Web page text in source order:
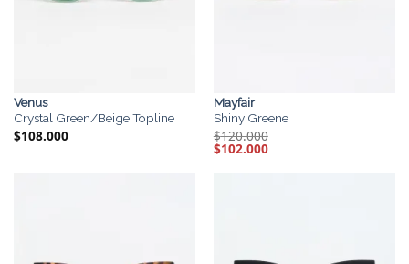
Venus
Crystal Green/Beige Topline
$108.000
Mayfair
Shiny Greene
$120.000
El
precio
$102.000El